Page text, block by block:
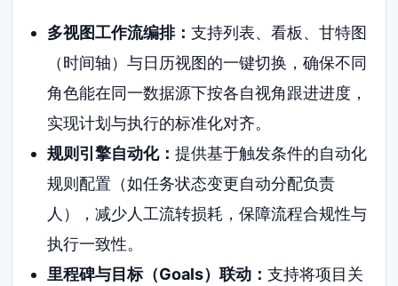
多视图工作流编排： 支持列表、看板、甘特图
（时间轴）与日历视图的一键切换，确保不同
角色能在同一数据源下按各自视角跟进进度，
实现计划与执行的标准化对齐。
规则引擎自动化： 提供基于触发条件的自动化
规则配置（如任务状态变更自动分配负责
人），减少人工流转损耗，保障流程合规性与
执行一致性。
里程碑与目标（Goals）联动： 支持将项目关